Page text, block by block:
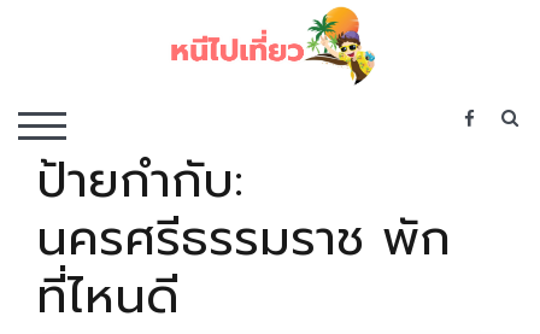
TOGGLE MOBILE MENU
ป้ายกำกับ:
นครศรีธรรมราช พัก
ที่ไหนดี